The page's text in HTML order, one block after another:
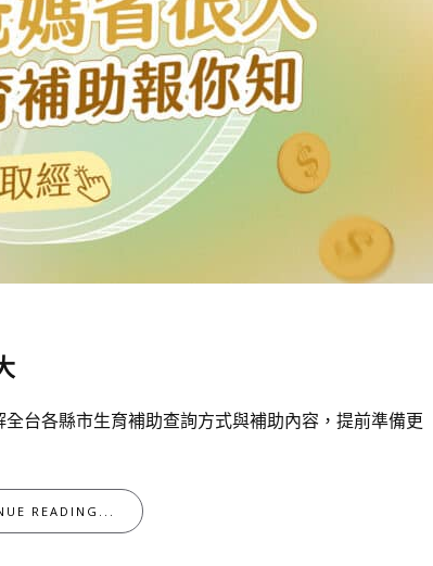
台各縣市生育補助查詢方式與補助內容，提前準備更
READING...